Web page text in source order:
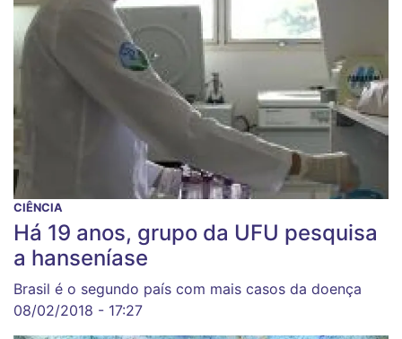
CIÊNCIA
Há 19 anos, grupo da UFU pesquisa
a hanseníase
Brasil é o segundo país com mais casos da doença
08/02/2018 - 17:27